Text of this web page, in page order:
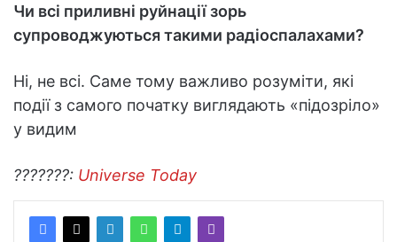
Чи всі приливні руйнації зорь
супроводжуються такими радіоспалахами?
Ні, не всі. Саме тому важливо розуміти, які
події з самого початку виглядають «підозріло»
у видим
???????: Universe Today